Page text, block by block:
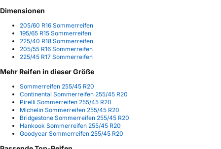
Dimensionen
205/60 R16 Sommerreifen
195/65 R15 Sommerreifen
225/40 R18 Sommerreifen
205/55 R16 Sommerreifen
225/45 R17 Sommerreifen
Mehr Reifen in dieser Größe
Sommerreifen 255/45 R20
Continental Sommerreifen 255/45 R20
Pirelli Sommerreifen 255/45 R20
Michelin Sommerreifen 255/45 R20
Bridgestone Sommerreifen 255/45 R20
Hankook Sommerreifen 255/45 R20
Goodyear Sommerreifen 255/45 R20